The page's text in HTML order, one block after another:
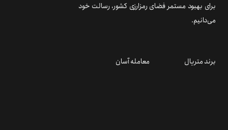
برای بهبود مستمر فضای رمزارزی کشور، رسالت خود
می‌دانیم.
برند متریال معامله آسان